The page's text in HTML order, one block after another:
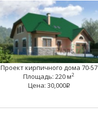
Проект кирпичного дома 70-57
Площадь: 220 м2
Цена: 30,000q